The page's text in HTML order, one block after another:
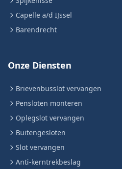
Capelle a/d IJssel
Barendrecht
Onze Diensten
Brievenbusslot vervangen
Pensloten monteren
Oplegslot vervangen
Buitengesloten
Slot vervangen
Anti-kerntrekbeslag